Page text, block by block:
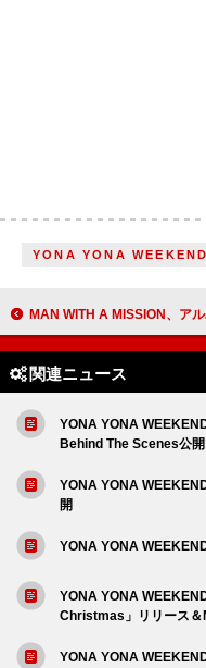
YONA YONA
MAN WITH A MISSION、アルバム『Tales of Purefly』ストーリーブックをデジ
関連ニュース
YONA YONA
Behind The Scenes公開
YONA YONA
開
YONA YONA
YONA YONA
Christmas」リリース＆
YONA YONA